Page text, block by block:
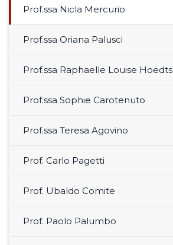
Prof.ssa Nicla Mercurio
Prof.ssa Oriana Palusci
Prof.ssa Raphaelle Louise Hoedts
Prof.ssa Sophie Carotenuto
Prof.ssa Teresa Agovino
Prof. Carlo Pagetti
Prof. Ubaldo Comite
Prof. Paolo Palumbo